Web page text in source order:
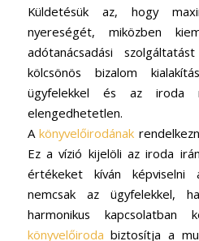
Küldetésük az, hogy
nyereségét, miközben
adótanácsadási
kölcsönös bizalom
ügyfelekkel és az iroda
elengedhetetlen.
Akönyvelőirodának
Ez a vízió kijelöli az iroda
értékeket kíván képviselni
nemcsak az ügyfelekkel,
harmonikus
könyvelőiroda biztosítja a